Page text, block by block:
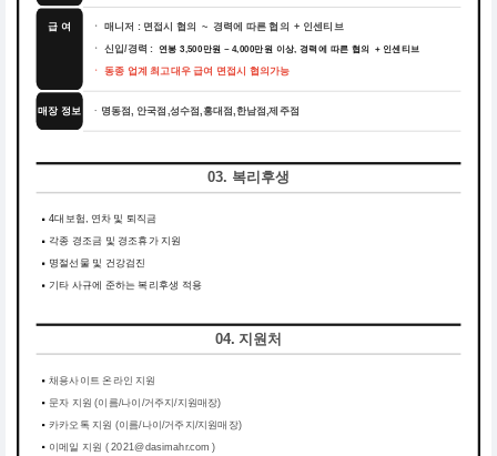
급 여 ㆍ 매니저 : 면접시 협의 ~ 경력에 따른 협의 + 인센티브
ㆍ 신입/경력 : 연봉 3,500만원 ~ 4,000만원 이상, 경력에 따른 협의 + 인센티브
ㆍ 동종 업계 최고대우 급여 면접시 협의가능
매장 정보 ㆍ 명동점, 안국점,성수점,홍대점,한남점,제주점
03. 복리후생
4대보험, 연차 및 퇴직금
각종 경조금 및 경조휴가 지원
명절선물 및 건강검진
기타 사규에 준하는 복리후생 적용
04. 지원처
채용사이트 온라인 지원
문자 지원 (이름/나이/거주지/지원매장)
카카오톡 지원 (이름/나이/거주지/지원매장)
이메일 지원 ( 2021@dasimahr.com )